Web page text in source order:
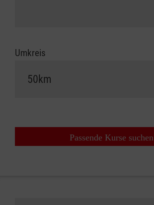
Umkreis
Passende Kurse suchen